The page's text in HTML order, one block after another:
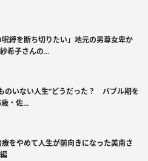
呪縛を断ち切りたい」地元の男尊女卑か
希子さんの...
のいない人生”どうだった？ バブル期を
・佐...
療をやめて人生が前向きになった美南さ